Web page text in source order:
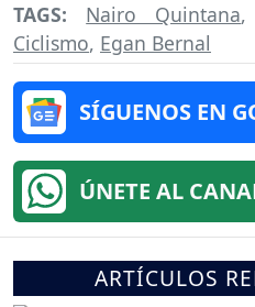
TAGS: Nairo Quintana,
Ciclismo, Egan Bernal
SÍGUENOS EN
ÚNETE AL
ARTÍCULOS